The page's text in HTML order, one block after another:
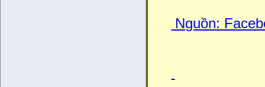
Nguồn: